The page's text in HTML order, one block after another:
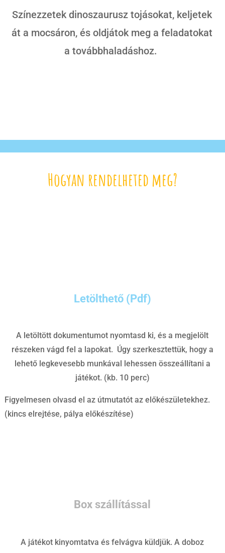
Színezzetek dinoszaurusz tojásokat, keljetek
át a mocsáron, és oldjátok meg a feladatokat
a továbbhaladáshoz.
Hogyan rendelheted meg?
Letölthető (Pdf)
A letöltött dokumentumot nyomtasd ki, és a megjelölt
részeken vágd fel a lapokat. Úgy szerkesztettük, hogy a
lehető legkevesebb munkával lehessen összeállítani a
játékot. (kb. 10 perc)
Figyelmesen olvasd el az útmutatót az előkészületekhez.
(kincs elrejtése, pálya előkészítése)
Box szállítással
A játékot kinyomtatva és felvágva küldjük. A doboz